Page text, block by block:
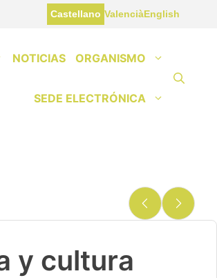
Castellano ValenciàEnglish
NOTICIAS ORGANISMO
SEDE ELECTRÓNICA
y cultura